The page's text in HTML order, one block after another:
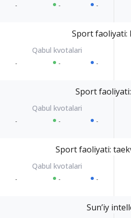
- - -
Sport faoliyati:
- - -
Sport
- - -
Sport faoliyati:
- - -
Sunʼiy